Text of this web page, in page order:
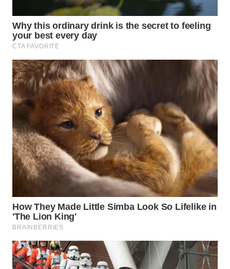
WN
LANGKAT
WN
TAPANULI
SELATAN
WN
TANJUNG
LESUNG
WN
KARO
WN
SIMALUNGUN
LABUHANBATU